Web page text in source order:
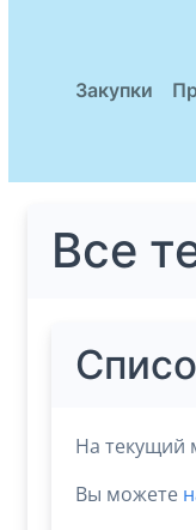
Закупки
Все
На текущий
Вы можете